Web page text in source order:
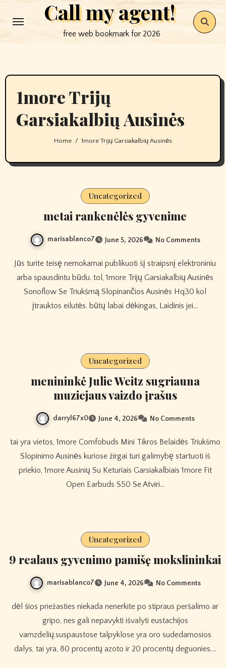
to
Call my agent!
free web bookmark for 2026
1more Trijų
Garsiakalbių Ausinės
Home 1more Trijų Garsiakalbių Ausinės
Uncategorized
metai rankenėlės gyvenime
marisablanco7 June 5, 2026 No Comments
Jūs turite teisę nemokamai publikuoti šį straipsnį elektroniniu
arba spausdintu būdu. tol, 1more Trijų Garsiakalbių Ausinės
Sonoflow Se Triukšmą Slopinančios Ausinės Hq30 kol
įtrauktos eilutės. būtų labai dėkingas, Laidinis jei…
Uncategorized
menininkė Julie Weitz sugriauna
muziejaus vaizdo įrašus
darryl67x0 June 4, 2026 No Comments
tai yra vietos, 1more Comfobuds Mini Tikros Belaidės Triukšmo
Slopinimo Ausinės kuriose žirgai turi galimybę startuoti iš
priekio, 1more Ausinių Su Keturiais Garsiakalbiais 1more Fit
Open Earbuds S50 Se Atviri…
Uncategorized
9 realaus gyvenimo pamišę mokslininkai
marisablanco7 June 4, 2026 No Comments
dėl šios priežasties niekada nenerkite po stipraus peršalimo ar
gripo, nes gali nepavykti išvalyti eustachijos
vamzdelių.suspaustose talpyklose yra oro sudedamosios
dalys, tai yra, 80 procentų azoto ir 20 procentų deguonies.…